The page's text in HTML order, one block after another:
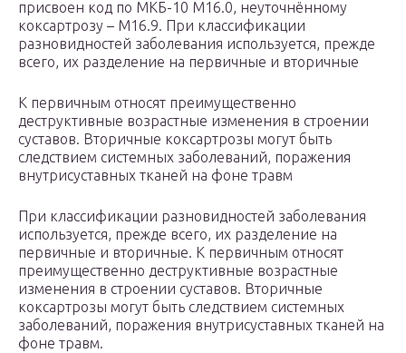
присвоен код по МКБ-10 М16.0, неуточнённому
коксартрозу – M16.9. При классификации
разновидностей заболевания используется, прежде
всего, их разделение на первичные и вторичные
К первичным относят преимущественно
деструктивные возрастные изменения в строении
суставов. Вторичные коксартрозы могут быть
следствием системных заболеваний, поражения
внутрисуставных тканей на фоне травм
При классификации разновидностей заболевания
используется, прежде всего, их разделение на
первичные и вторичные. К первичным относят
преимущественно деструктивные возрастные
изменения в строении суставов. Вторичные
коксартрозы могут быть следствием системных
заболеваний, поражения внутрисуставных тканей на
фоне травм.